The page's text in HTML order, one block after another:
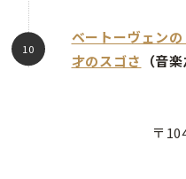
ベートーヴェン
才のスゴさ
（音
〒